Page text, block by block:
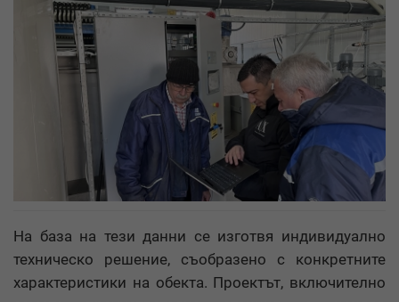
На база на тези данни се изготвя индивидуално
техническо решение, съобразено с конкретните
характеристики на обекта. Проектът, включително